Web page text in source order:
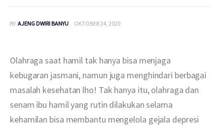
Layanan
BY AJENG DWIRI BANYU OKTOBER 24, 2020
Olahraga saat hamil tak hanya bisa menjaga
kebugaran jasmani, namun juga menghindari berbagai
masalah kesehatan lho! Tak hanya itu, olahraga dan
senam ibu hamil yang rutin dilakukan selama
kehamilan bisa membantu mengelola gejala depresi